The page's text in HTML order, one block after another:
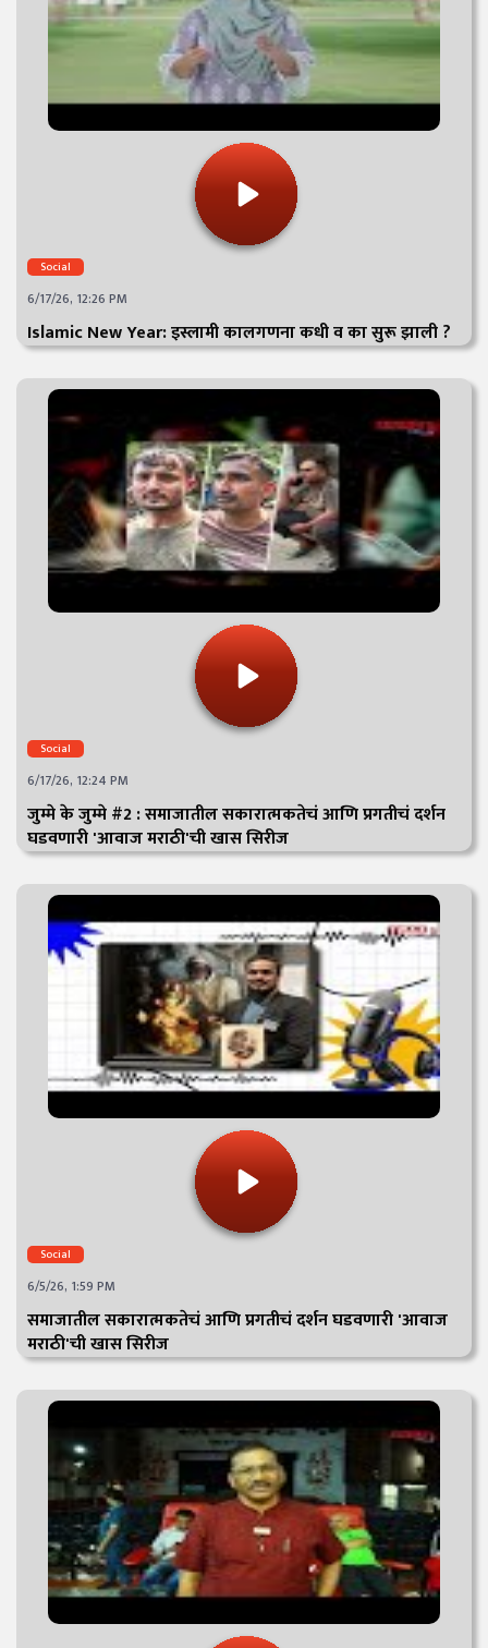
Social
6/17/26, 12:26 PM
Islamic New Year: इस्लामी कालगणना कधी व का सुरू झाली ?
Social
6/17/26, 12:24 PM
जुम्मे के जुम्मे #2 : समाजातील सकारात्मकतेचं आणि प्रगतीचं दर्शन
घडवणारी 'आवाज मराठी'ची खास सिरीज
Social
6/5/26, 1:59 PM
समाजातील सकारात्मकतेचं आणि प्रगतीचं दर्शन घडवणारी 'आवाज
मराठी'ची खास सिरीज